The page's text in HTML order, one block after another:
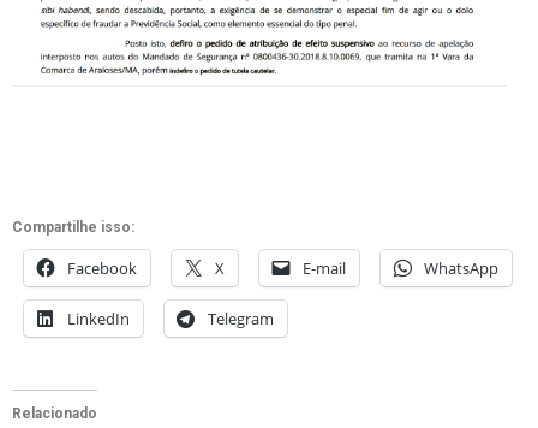
Compartilhe isso:
Facebook X E-mail WhatsApp
LinkedIn Telegram
Relacionado